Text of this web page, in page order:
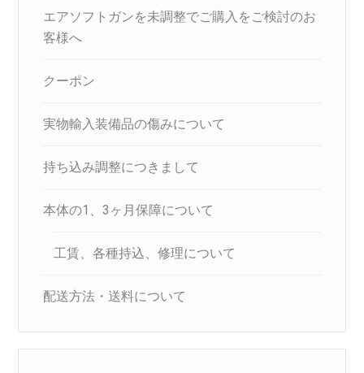
エアソフトガンを未調整でご購入をご検討のお
客様へ
クーポン
実物輸入装備品の傷みについて
持ち込み調整につきまして
本体の1、3ヶ月保障について
工賃、各種持込、修理について
配送方法・送料について